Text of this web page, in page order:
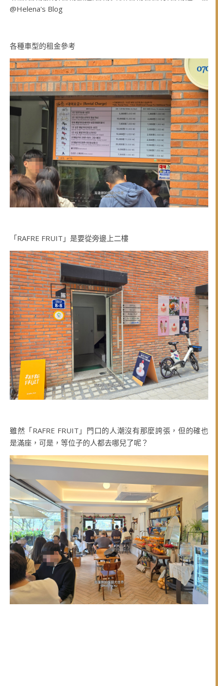
各種車型的租金參考
「RAFRE FRUIT」是要從旁邊上二樓
雖然「RAFRE FRUIT」門口的人潮沒有那麼誇張，但的確也
是滿座，可是，等位子的人都去哪兒了呢？